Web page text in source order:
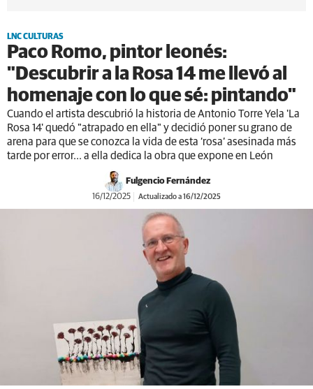
LNC CULTURAS
Paco Romo, pintor leonés:
"Descubrir a la Rosa 14 me llevó al
homenaje con lo que sé: pintando"
Cuando el artista descubrió la historia de Antonio Torre Yela 'La
Rosa 14' quedó "atrapado en ella" y decidió poner su grano de
arena para que se conozca la vida de esta ‘rosa’ asesinada más
tarde por error... a ella dedica la obra que expone en León
Fulgencio Fernández
16/12/2025 Actualizado a 16/12/2025